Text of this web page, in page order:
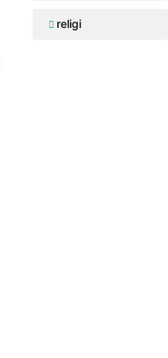
religi